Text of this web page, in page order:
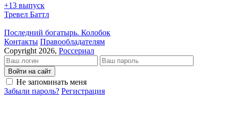
+13 выпуск
Тревел Баттл
Последний богатырь. Колобок
Кон­так­ты Пра­во­об­ла­да­те­лям
Copyright 2026, Россериал
Войти на сайт
Не запоминать меня
Забыли пароль? Регистрация